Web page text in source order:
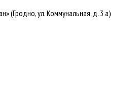
(Гродно, ул. Коммунальная, д. 3 а)